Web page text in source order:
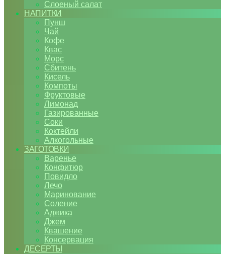
Слоеный салат
НАПИТКИ
Пунш
Чай
Кофе
Квас
Морс
Сбитень
Кисель
Компоты
Фруктовые
Лимонад
Газированные
Соки
Коктейли
Алкогольные
ЗАГОТОВКИ
Варенье
Конфитюр
Повидло
Лечо
Маринование
Соление
Аджика
Джем
Квашение
Консервация
ДЕСЕРТЫ